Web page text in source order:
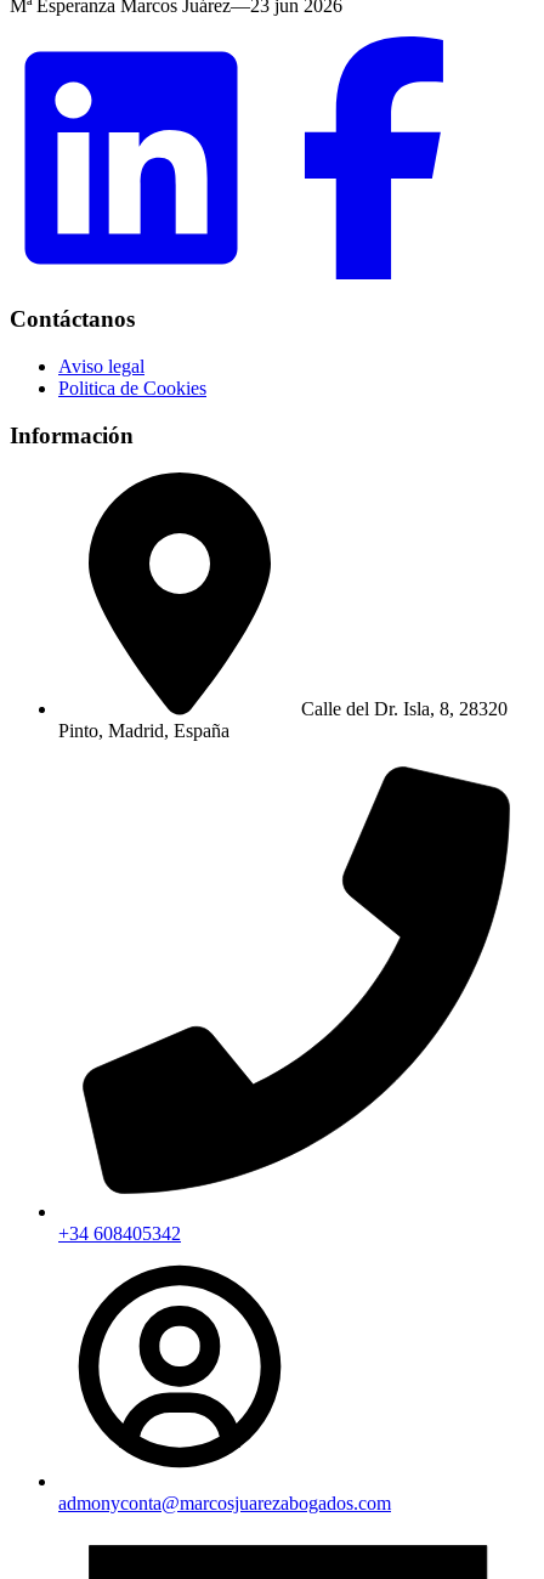
Mª Esperanza Marcos Juárez—23 jun 2026
Contáctanos
Aviso legal
Politica de Cookies
Información
Calle del Dr. Isla, 8, 28320
Pinto, Madrid, España
+34 608405342
admonyconta@marcosjuarezabogados.com